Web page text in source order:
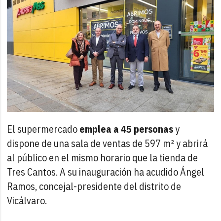
El supermercadoemplea a 45 personasy
dispone de una sala de ventas de 597 m² y abrirá
al público en el mismo horario que la tienda de
Tres Cantos. A su inauguración ha acudido Ángel
Ramos, concejal-presidente del distrito de
Vicálvaro.